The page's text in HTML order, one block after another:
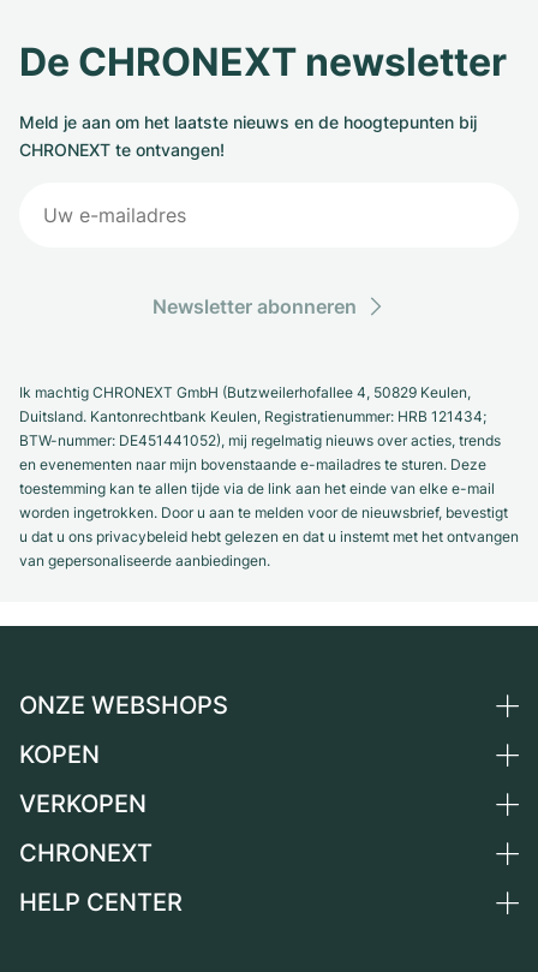
De CHRONEXT newsletter
Meld je aan om het laatste nieuws en de hoogtepunten bij
CHRONEXT te ontvangen!
Newsletter abonneren
Ik machtig CHRONEXT GmbH (Butzweilerhofallee 4, 50829 Keulen,
Duitsland. Kantonrechtbank Keulen, Registratienummer: HRB 121434;
BTW-nummer: DE451441052), mij regelmatig nieuws over acties, trends
en evenementen naar mijn bovenstaande e-mailadres te sturen. Deze
toestemming kan te allen tijde via de link aan het einde van elke e-mail
worden ingetrokken. Door u aan te melden voor de nieuwsbrief, bevestigt
u dat u ons privacybeleid hebt gelezen en dat u instemt met het ontvangen
van gepersonaliseerde aanbiedingen.
ONZE WEBSHOPS
Duitsland
Zwitserland
Frankrijk
KOPEN
Alle luxe horloges
Independent Brands
VERKOPEN
Horloge verkopen
CHRONEXT
Over ons
HELP CENTER